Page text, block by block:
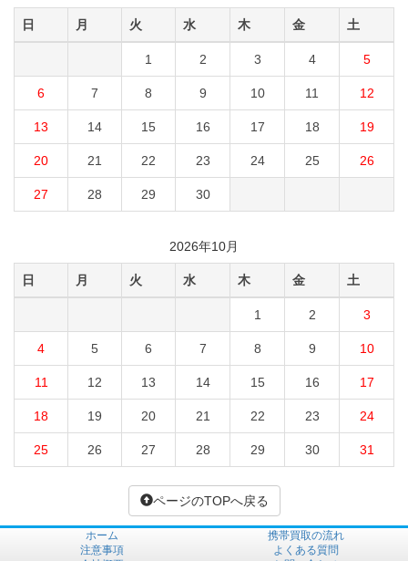
日 月 火 水 木 金 土
1 2 3 4 5
6 7 8 9 10 11 12
13 14 15 16 17 18 19
20 21 22 23 24 25 26
27 28 29 30
2026年10月
日 月 火 水 木 金 土
1 2 3
4 5 6 7 8 9 10
11 12 13 14 15 16 17
18 19 20 21 22 23 24
25 26 27 28 29 30 31
ページのTOPへ戻る
ホーム
携帯買取の流れ
注意事項
よくある質問